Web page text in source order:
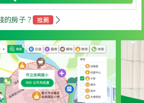
的房子？ 推薦